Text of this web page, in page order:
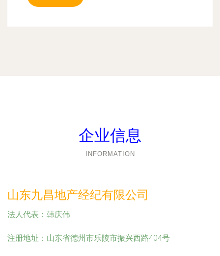
企业信息
INFORMATION
山东九昌地产经纪有限公司
法人代表： 韩庆伟
注册地址： 山东省德州市乐陵市振兴西路404号